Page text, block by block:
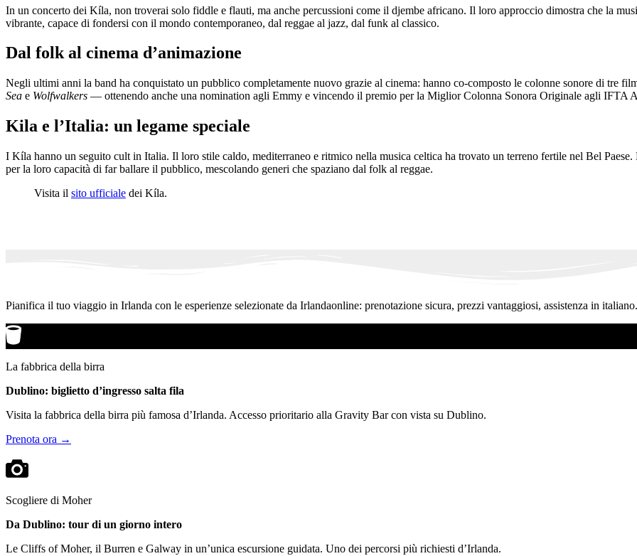
In un concerto dei Kíla, non troverai solo fiddle e flauti, ma anche percussioni come il djembe africano. Il loro approccio dimostra che la
vibrante, capace di fondersi con il mondo contemporaneo, dal reggae al jazz, dal funk al classico.
Dal folk al cinema d’animazione
Negli ultimi anni la band ha conquistato un pubblico completamente nuovo grazie al cinema: hanno co-composto le colonne sonore di tre
Sea e Wolfwalkers — ottenendo anche una nomination agli Emmy e vincendo il premio per la Miglior Colonna Sonora Originale agli IFTA
Kila e l’Italia: un legame speciale
I Kíla hanno un seguito cult in Italia. Il loro stile caldo, mediterraneo e ritmico nella musica celtica ha trovato un terreno fertile nel Bel Paese.
per la loro capacità di far ballare il pubblico, mescolando generi che spaziano dal folk al reggae.
Visita il sito ufficiale dei Kíla.
Pianifica il tuo viaggio in Irlanda con le esperienze selezionate da Irlandaonline: prenotazione sicura, prezzi vantaggiosi, assistenza in italiano.
La fabbrica della birra
Dublino: biglietto d’ingresso salta fila
Visita la fabbrica della birra più famosa d’Irlanda. Accesso prioritario alla Gravity Bar con vista su Dublino.
Prenota ora →
Scogliere di Moher
Da Dublino: tour di un giorno intero
Le Cliffs of Moher, il Burren e Galway in un’unica escursione guidata. Uno dei percorsi più richiesti d’Irlanda.